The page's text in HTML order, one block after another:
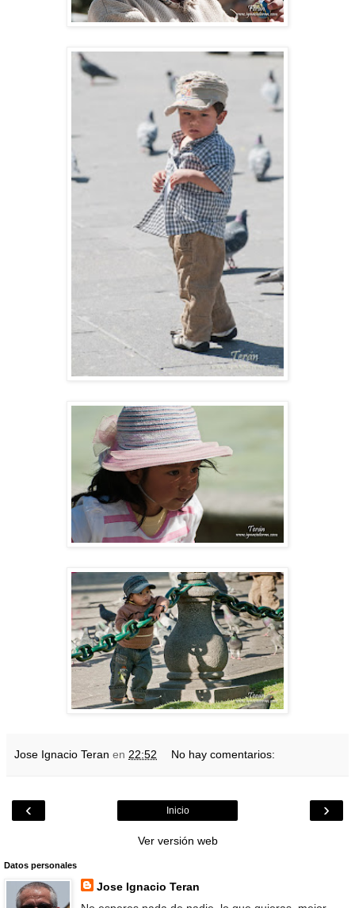
Jose Ignacio Teran en 22:52 No hay comentarios:
‹ ›
Inicio
Ver versión web
Datos personales
Jose Ignacio Teran